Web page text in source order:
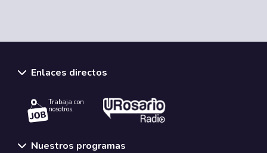
Enlaces directos
Trabaja con
nosotros.
Nuestros programas